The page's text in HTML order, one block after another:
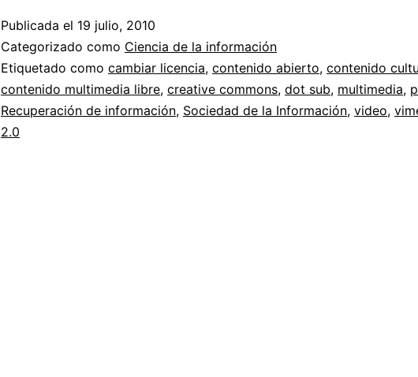
//
Publicada el 19 julio, 2010
Categorizado como Ciencia de la información
Etiquetado como cambiar licencia, contenido abierto, contenido
contenido multimedia libre, creative commons, dot sub, multimedia,
Recuperación de información, Sociedad de la Información, video,
2.0